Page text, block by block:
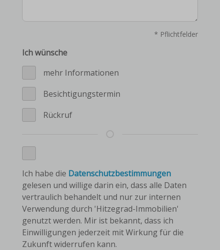
* Pflichtfelder
Ich wünsche
mehr Informationen
Besichtigungstermin
Rückruf
Ich habe die Datenschutzbestimmungen
gelesen und willige darin ein, dass alle Daten
vertraulich behandelt und nur zur internen
Verwendung durch 'Hitzegrad-Immobilien'
genutzt werden. Mir ist bekannt, dass ich
Einwilligungen jederzeit mit Wirkung für die
Zukunft widerrufen kann.